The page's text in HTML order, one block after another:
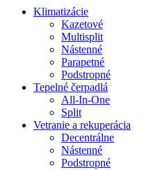
Klimatizácie
Kazetové
Multisplit
Nástenné
Parapetné
Podstropné
Tepelné čerpadlá
All-In-One
Split
Vetranie a rekuperácia
Decentrálne
Nástenné
Podstropné